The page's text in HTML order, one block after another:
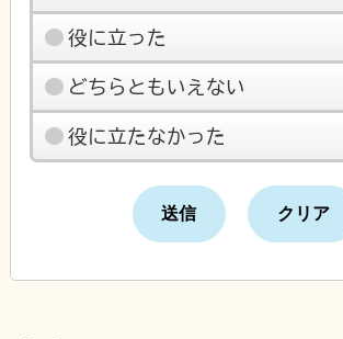
役に立った
どちらともいえない
役に立たなかった